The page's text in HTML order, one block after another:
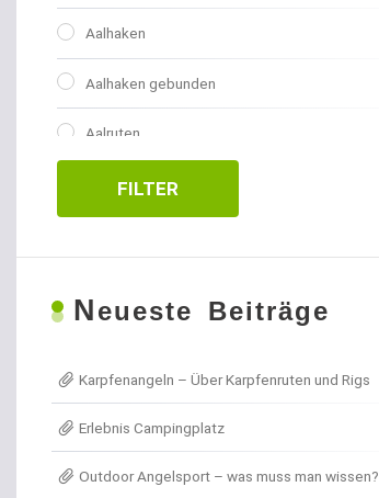
Aalhaken
Aalhaken gebunden
Aalruten
Abhakmatten
Angel- / Jagd- & Outdoormesser
Angelkoffer
Angelrollen für das Forellenangeln
FILTER
Neueste Beiträge
Karpfenangeln – Über Karpfenruten und Rigs
Erlebnis Campingplatz
Outdoor Angelsport – was muss man wissen?